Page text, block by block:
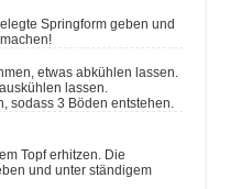
lassen.
sodass 3 Böden entstehen.
und unter ständigem